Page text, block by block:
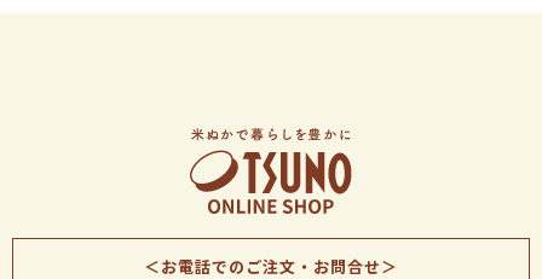
＜お電話でのご注文・お問合せ＞